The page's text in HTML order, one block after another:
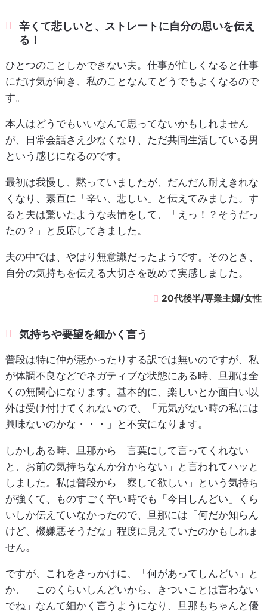
辛くて悲しいと、ストレートに自分の思いを伝え
る！
ひとつのことしかできない夫。仕事が忙しくなると仕事
にだけ気が向き、私のことなんてどうでもよくなるので
す。
本人はどうでもいいなんて思ってないかもしれません
が、日常会話さえ少なくなり、ただ共同生活している男
という感じになるのです。
最初は我慢し、黙っていましたが、だんだん耐えきれな
くなり、素直に「辛い、悲しい」と伝えてみました。す
ると夫は驚いたような表情をして、「えっ！？そうだっ
たの？」と反応してきました。
夫の中では、やはり無意識だったようです。そのとき、
自分の気持ちを伝える大切さを改めて実感しました。
20代後半/専業主婦/女性
気持ちや要望を細かく言う
普段は特に仲が悪かったりする訳では無いのですが、私
が体調不良などでネガティブな状態にある時、旦那は全
くの無関心になります。基本的に、楽しいとか面白い以
外は受け付けてくれないので、「元気がない時の私には
興味ないのかな・・・」と不安になります。
しかしある時、旦那から「言葉にして言ってくれない
と、お前の気持ちなんか分からない」と言われてハッと
しました。私は普段から「察して欲しい」という気持ち
が強くて、ものすごく辛い時でも「今日しんどい」くら
いしか伝えていなかったので、旦那には「何だか知らん
けど、機嫌悪そうだな」程度に見えていたのかもしれま
せん。
ですが、これをきっかけに、「何があってしんどい」と
か、「このくらいしんどいから、きついことは言わない
でね」なんて細かく言うようになり、旦那もちゃんと優